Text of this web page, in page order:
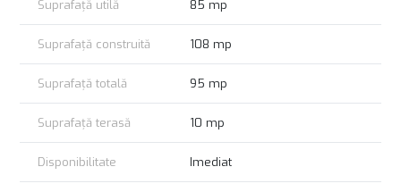
Suprafață utilă 85 mp
Suprafață construită 108 mp
Suprafață totală 95 mp
Suprafață terasă 10 mp
Disponibilitate Imediat